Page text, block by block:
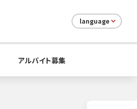
language
アルバイト募集